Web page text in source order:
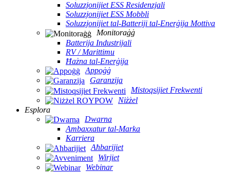
Soluzzjonijiet ESS Residenzjali
Soluzzjonijiet ESS Mobbli
Soluzzjonijiet tal-Batteriji tal-Enerġija Mottiva
Monitoraġġ
Batterija Industrijali
RV / Marittimu
Ħażna tal-Enerġija
Appoġġ
Garanzija
Mistoqsijiet Frekwenti
Niżżel
Esplora
Dwarna
Ambaxxatur tal-Marka
Karriera
Aħbarijiet
Wirjiet
Webinar